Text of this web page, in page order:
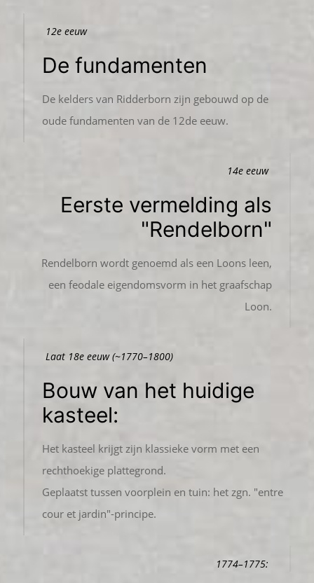
12e eeuw
De fundamenten
De kelders van Ridderborn zijn gebouwd op de
oude fundamenten van de 12de eeuw.
14e eeuw
Eerste vermelding als
"Rendelborn"
Rendelborn wordt genoemd als een Loons leen,
een feodale eigendomsvorm in het graafschap
Loon.
Laat 18e eeuw (~1770–1800)
Bouw van het huidige
kasteel:
Het kasteel krijgt zijn klassieke vorm met een
rechthoekige plattegrond.
Geplaatst tussen voorplein en tuin: het zgn. "entre
cour et jardin"-principe.
1774–1775: